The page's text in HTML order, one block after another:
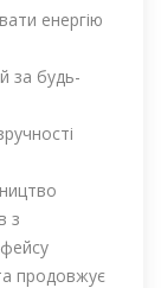
енергію
за будь-
з
продовжує